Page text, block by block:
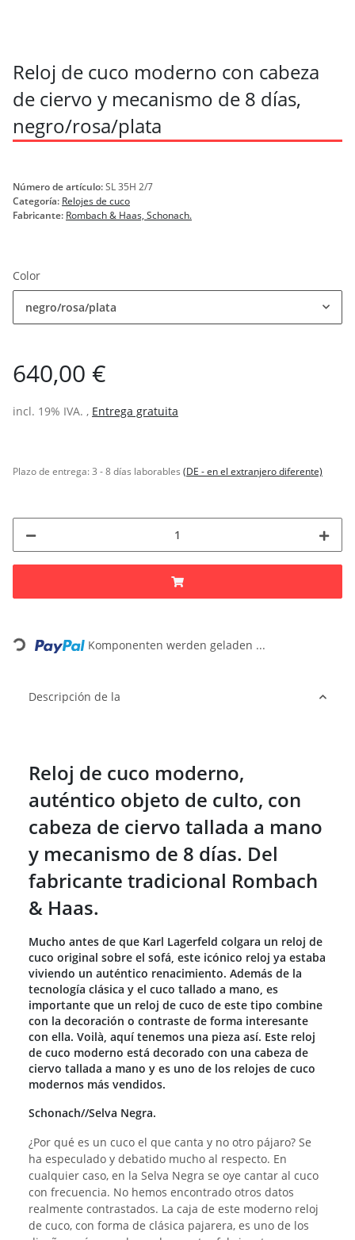
Reloj de cuco moderno con cabeza
de ciervo y mecanismo de 8 días,
negro/rosa/plata
Número de artículo:SL 35H 2/7
Categoría: Relojes de cuco
Fabricante: Rombach & Haas, Schonach.
Color
negro/rosa/plata
640,00 €
incl. 19% IVA. , Entrega gratuita
Plazo de entrega:3 - 8 días laborables (DE - en el extranjero diferente)
Loading... Komponenten werden geladen ...
Descripción de la
Reloj de cuco moderno,
auténtico objeto de culto, con
cabeza de ciervo tallada a mano
y mecanismo de 8 días. Del
fabricante tradicional Rombach
& Haas.
Mucho antes de que Karl Lagerfeld colgara un reloj de
cuco original sobre el sofá, este icónico reloj ya estaba
viviendo un auténtico renacimiento. Además de la
tecnología clásica y el cuco tallado a mano, es
importante que un reloj de cuco de este tipo combine
con la decoración o contraste de forma interesante
con ella. Voilà, aquí tenemos una pieza así. Este reloj
de cuco moderno está decorado con una cabeza de
ciervo tallada a mano y es uno de los relojes de cuco
modernos más vendidos.
Schonach//Selva Negra.
¿Por qué es un cuco el que canta y no otro pájaro? Se
ha especulado y debatido mucho al respecto. En
cualquier caso, en la Selva Negra se oye cantar al cuco
con frecuencia. No hemos encontrado otros datos
realmente contrastados. La caja de este moderno reloj
de cuco, con forma de clásica pajarera, es uno de los